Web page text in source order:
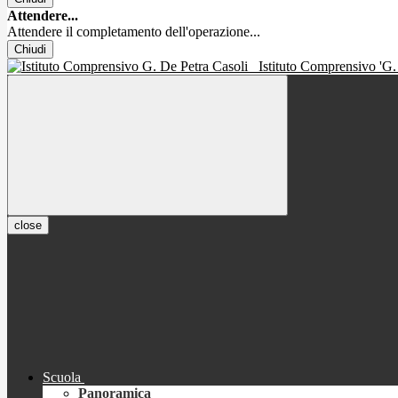
Attendere...
Attendere il completamento dell'operazione...
Chiudi
Istituto Comprensivo
close
Scuola
Panoramica